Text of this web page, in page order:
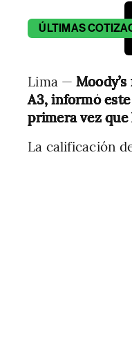
ÚLTIMAS
Lima —
A3, informó
primera vez que
La calificación